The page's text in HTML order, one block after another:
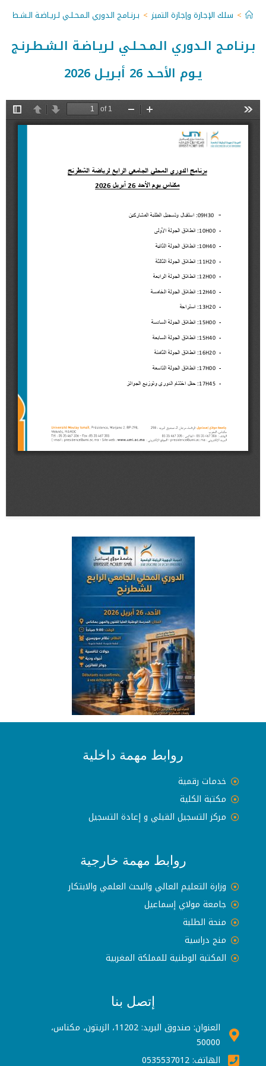
> سلك الإجازة وإجازة التميز > بـرنـامـج الـدوري الـمـحـلـي لـريـاضـة الـشـطـرنـج يـوم
بـرنـامـج الـدوري الـمـحـلـي لـريـاضـة الـشـطـرنـج
يـوم الأحـد 26 أبـريـل 2026
روابط مهمة داخلية
خدمات رقمية
مكتبة الكلية
مركز التسجيل القبلي و إعادة التسجيل
روابط مهمة خارجية
وزارة التعليم العالي والبحث العلمي والابتكار
جامعة مولاي إسماعيل
منحة الطلبة
منح دراسية
المكتبة الوطنية للمملكة المغربية
إتصل بنا
العنوان: صندوق البريد: 11202، الزيتون، مكناس،
50000
الهاتف: 0535537012